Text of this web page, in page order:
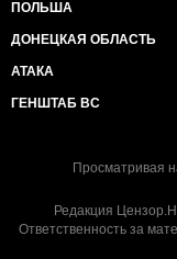
ПОЛЬША
ДОНЕЦКАЯ ОБЛАСТЬ
АТАКА
ГЕНШТАБ ВС
Просматривая
Редакция
Ответственность за